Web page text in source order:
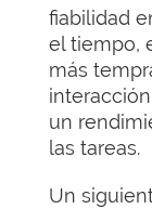
fiabilidad
el tiempo,
más
un
las tareas.
Un